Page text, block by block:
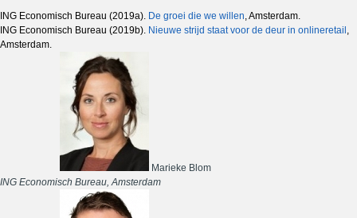
ING Economisch Bureau (2019a). De groei die we willen , Amsterdam.
ING Economisch Bureau (2019b). Nieuwe strijd staat voor de deur in onlineretail
Amsterdam.
Marieke Blom
ING Economisch Bureau, Amsterdam